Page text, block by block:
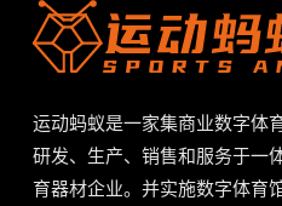
运动蚂蚁是一家集商业数字体
研发、生产、销售和服务于一
育器材企业。并实施数字体育